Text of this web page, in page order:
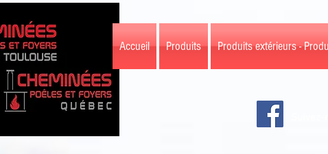
Accueil Produits Produits extérieurs -